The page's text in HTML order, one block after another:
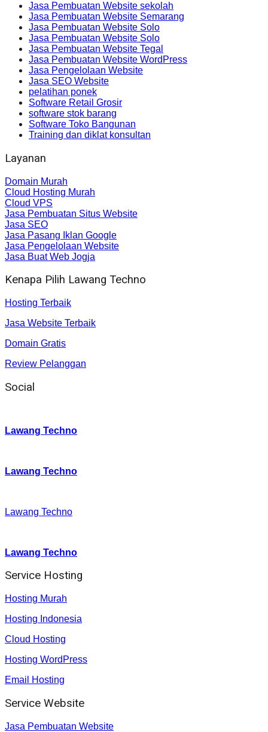
Jasa Pembuatan Website sekolah
Jasa Pembuatan Website Semarang
Jasa Pembuatan Website Solo
Jasa Pembuatan Website Solo
Jasa Pembuatan Website Tegal
Jasa Pembuatan Website WordPress
Jasa Pengelolaan Website
Jasa SEO Website
pelatihan ponek
Software Retail Grosir
software stok barang
Software Toko Bangunan
Training dan diklat konsultan
Layanan
Domain Murah
Cloud Hosting Murah
Cloud VPS
Jasa Pembuatan Situs Website
Jasa SEO
Jasa Pasang Iklan Google
Jasa Pengelolaan Website
Jasa Buat Web Jogja
Kenapa Pilih Lawang Techno
Hosting Terbaik
Jasa Website Terbaik
Domain Gratis
Review Pelanggan
Social
Lawang Techno
Lawang Techno
Lawang Techno
Lawang Techno
Service Hosting
Hosting Murah
Hosting Indonesia
Cloud Hosting
Hosting WordPress
Email Hosting
Service Website
Jasa Pembuatan Website